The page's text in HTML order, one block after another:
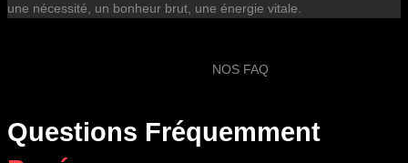
une nécessité, un bonheur brut, une énergie vitale.
NOS FAQ
Questions Fréquemment